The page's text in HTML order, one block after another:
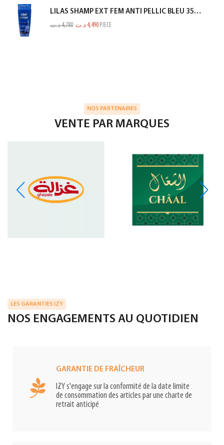
LILAS SHAMP EXT FEM ANTI PELLIC BLEU 350ML
4,780د.ت 4,490 د.ت PIECE
NOS PARTENAIRES
VENTE PAR MARQUES
LES GARANTIES IZY
NOS ENGAGEMENTS AU QUOTIDIEN
GARANTIE DE FRAÎCHEUR
IZY s'engage sur la conformité de la date limite
de consommation des articles par une charte de
retrait anticipé